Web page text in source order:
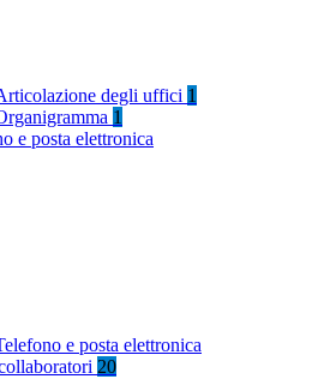
degli uffici 1
1
e posta elettronica
e posta elettronica
20